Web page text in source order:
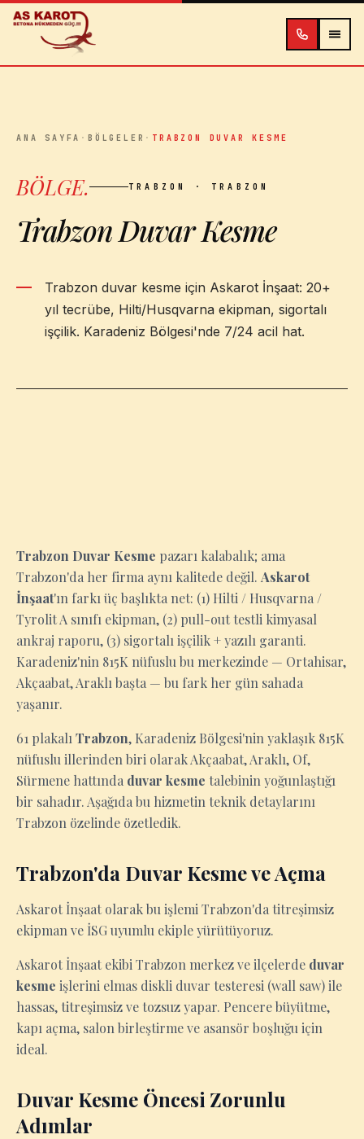
İçeriğe atla
ANA SAYFA ·BÖLGELER · TRABZON DUVAR KESME
BÖLGE. TRABZON · TRABZON
Trabzon Duvar Kesme
Trabzon duvar kesme için Askarot İnşaat: 20+
yıl tecrübe, Hilti/Husqvarna ekipman, sigortalı
işçilik. Karadeniz Bölgesi'nde 7/24 acil hat.
Trabzon Duvar Kesme pazarı kalabalık; ama
Trabzon'da her firma aynı kalitede değil. Askarot
İnşaat'ın farkı üç başlıkta net: (1) Hilti / Husqvarna /
Tyrolit A sınıfı ekipman, (2) pull-out testli kimyasal
ankraj raporu, (3) sigortalı işçilik + yazılı garanti.
Karadeniz'nin 815K nüfuslu bu merkezinde — Ortahisar,
Akçaabat, Araklı başta — bu fark her gün sahada
yaşanır.
61 plakalı Trabzon, Karadeniz Bölgesi'nin yaklaşık 815K
nüfuslu illerinden biri olarak Akçaabat, Araklı, Of,
Sürmene hattında duvar kesme talebinin yoğunlaştığı
bir sahadır. Aşağıda bu hizmetin teknik detaylarını
Trabzon özelinde özetledik.
Trabzon'da Duvar Kesme ve Açma
Askarot İnşaat olarak bu işlemi Trabzon'da titreşimsiz
ekipman ve İSG uyumlu ekiple yürütüyoruz.
Askarot İnşaat ekibi Trabzon merkez ve ilçelerde duvar
kesme işlerini elmas diskli duvar testeresi (wall saw) ile
hassas, titreşimsiz ve tozsuz yapar. Pencere büyütme,
kapı açma, salon birleştirme ve asansör boşluğu için
ideal.
Duvar Kesme Öncesi Zorunlu
Adımlar